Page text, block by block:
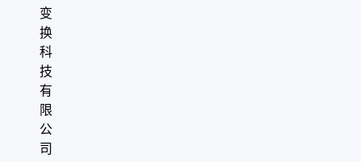
变
换
科
技
有
限
公
司